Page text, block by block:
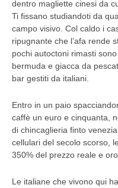
dentro magliette cinesi da
Ti fissano studiandoti da
campo visivo. Col caldo i
ripugnante che l’afa rende
pochi autoctoni rimasti
bermuda e giacca da
bar gestiti da italiani.
Entro in un paio
caffè un euro e cinquanta,
di chincaglieria finto
cellulari del secolo scorso,
350% del prezzo reale e
Le italiane che vivono qui